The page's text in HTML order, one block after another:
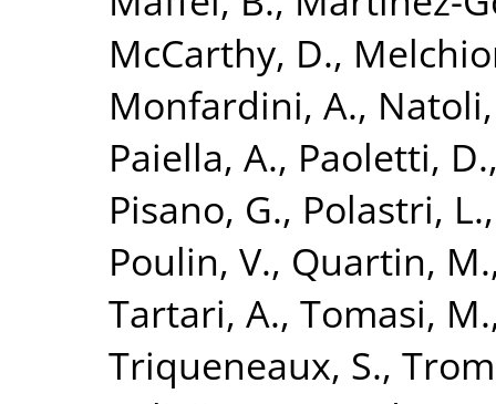
McCarthy, D.,
Monfardini, A.,
Paiella, A., Paoletti, D.
Pisano, G., Polastri, L.
Poulin, V., Quartin, M.
Tartari, A., Tomasi, M.
Triqueneaux, S.,